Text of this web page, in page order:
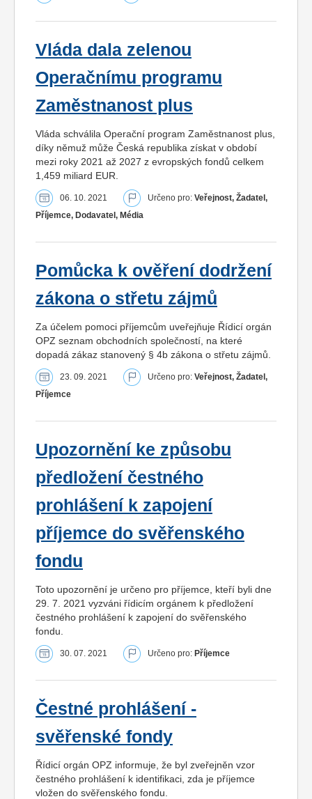
Vláda dala zelenou
Operačnímu programu
Zaměstnanost plus
Vláda schválila Operační program Zaměstnanost plus,
díky němuž může Česká republika získat v období
mezi roky 2021 až 2027 z evropských fondů celkem
1,459 miliard EUR.
06. 10. 2021 Určeno pro: Veřejnost, Žadatel,
Příjemce, Dodavatel, Média
Pomůcka k ověření dodržení
zákona o střetu zájmů
Za účelem pomoci příjemcům uveřejňuje Řídicí orgán
OPZ seznam obchodních společností, na které
dopadá zákaz stanovený § 4b zákona o střetu zájmů.
23. 09. 2021 Určeno pro: Veřejnost, Žadatel,
Příjemce
Upozornění ke způsobu
předložení čestného
prohlášení k zapojení
příjemce do svěřenského
fondu
Toto upozornění je určeno pro příjemce, kteří byli dne
29. 7. 2021 vyzváni řídicím orgánem k předložení
čestného prohlášení k zapojení do svěřenského
fondu.
30. 07. 2021 Určeno pro: Příjemce
Čestné prohlášení -
svěřenské fondy
Řídicí orgán OPZ informuje, že byl zveřejněn vzor
čestného prohlášení k identifikaci, zda je příjemce
vložen do svěřenského fondu.